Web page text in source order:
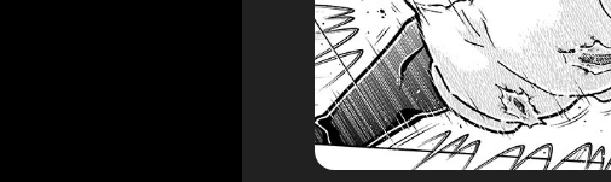
超人検索／技検索 ランキング
STARTER BOOK